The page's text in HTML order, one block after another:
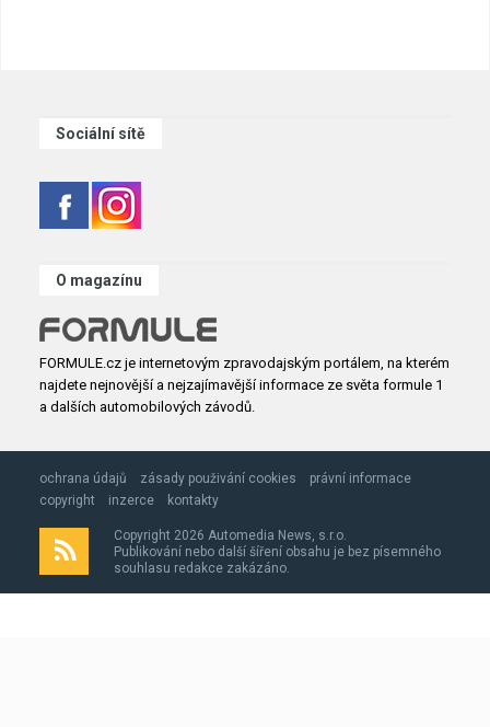
Sociální sítě
O magazínu
FORMULE.cz je internetovým zpravodajským portálem, na kterém
najdete nejnovější a nejzajímavější informace ze světa formule 1
a dalších automobilových závodů.
ochrana údajů zásady použivání cookies
právní informace
copyright
inzerce kontakty
Copyright 2026 Automedia News, s.r.o.
Publikování nebo další šíření obsahu je bez písemného
souhlasu redakce zakázáno.